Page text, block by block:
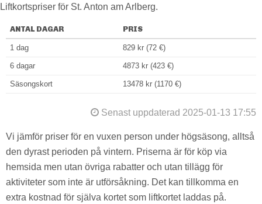
Liftkortspriser för St. Anton am Arlberg.
ANTAL DAGAR PRIS
1 dag 829 kr (72 €)
6 dagar 4873 kr (423 €)
Säsongskort 13478 kr (1170 €)
Senast uppdaterad 2025-01-13 17:55
Vi jämför priser för en vuxen person under högsäsong, alltså
den dyrast perioden på vintern. Priserna är för köp via
hemsida men utan övriga rabatter och utan tillägg för
aktiviteter som inte är utförsåkning. Det kan tillkomma en
extra kostnad för själva kortet som liftkortet laddas på.